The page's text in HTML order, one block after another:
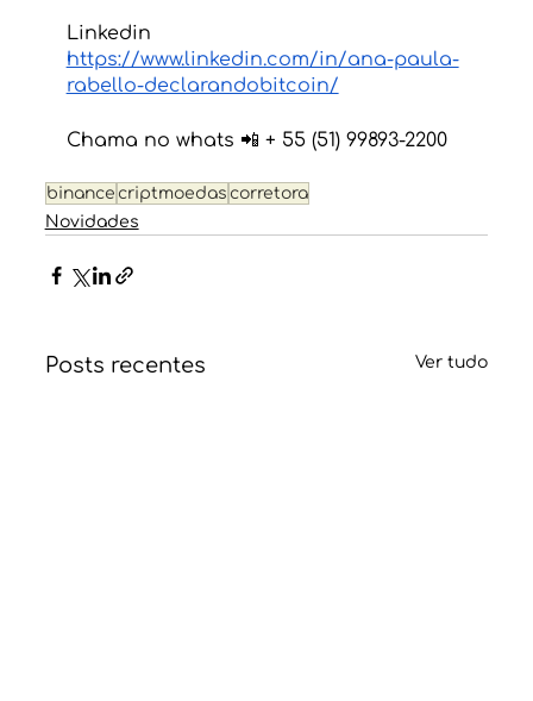
Linkedin
https://www.linkedin.com/in/ana-paula-
rabello-declarandobitcoin/
Chama no whats 📲 + 55 (51) 99893-2200
binance criptmoedas corretora
Novidades
Posts recentes Ver tudo